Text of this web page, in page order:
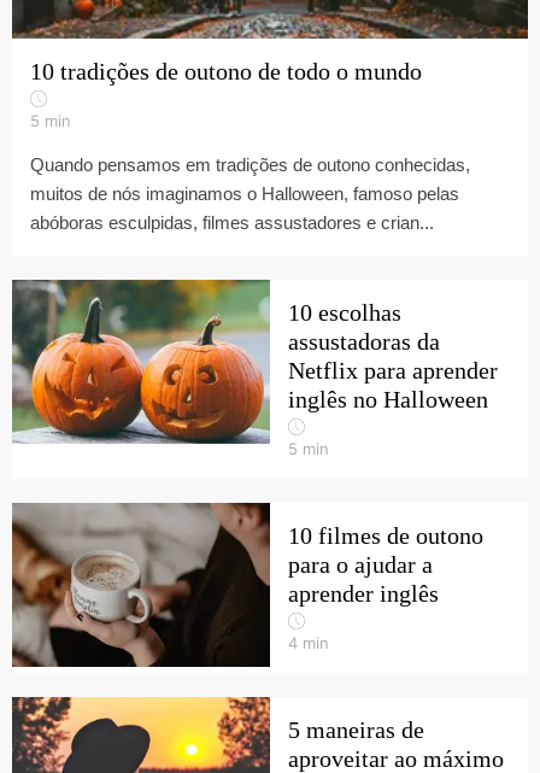
10 tradições de outono de todo o mundo
5 min
Quando pensamos em tradições de outono conhecidas,
muitos de nós imaginamos o Halloween, famoso pelas
abóboras esculpidas, filmes assustadores e crian...
10 escolhas
assustadoras da
Netflix para aprender
inglês no Halloween
5 min
10 filmes de outono
para o ajudar a
aprender inglês
4 min
5 maneiras de
aproveitar ao máximo